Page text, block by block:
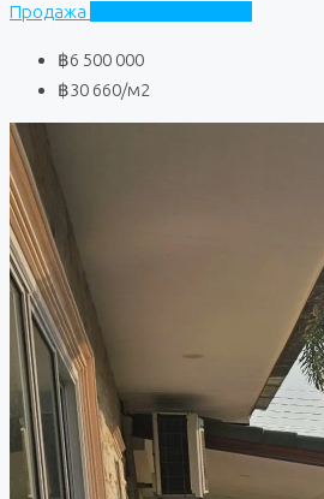
Продажа
฿6 500 000
฿30 660/м2